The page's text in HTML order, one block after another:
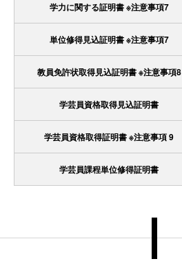
学力に関する証明書 ※注意事項7
単位修得見込証明書 ※注意事項7
教員免許状取得見込証明書 ※注意事項8
学芸員資格取得見込証明書
学芸員資格取得証明書 ※注意事項 9
学芸員課程単位修得証明書